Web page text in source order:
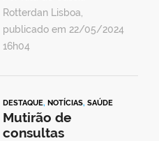
Rotterdan Lisboa,
publicado em 22/05/2024
16h04
DESTAQUE, NOTÍCIAS, SAÚDE
Mutirão de
consultas